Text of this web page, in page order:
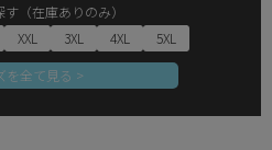
（在庫ありのみ）
XXL 3XL 4XL
5XL
を全て見る >